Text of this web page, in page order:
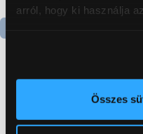
arról, hogy ki használja
elhelyezkedéséről
Az Ön Összes
Gorenje NRS8182KX